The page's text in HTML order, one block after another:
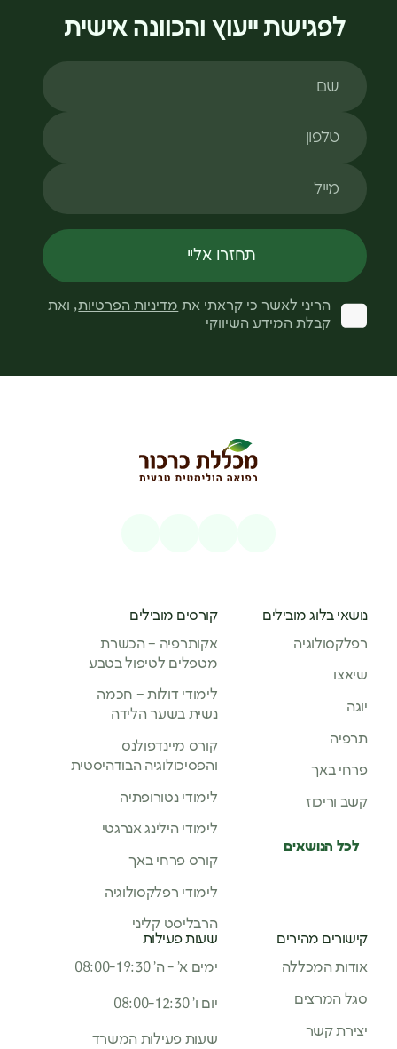
לפגישת ייעוץ והכוונה אישית
שם
טלפון
מייל
תחזרו אליי
הריני לאשר כי קראתי את מדיניות הפרטיות, ואת
קבלת המידע השיווקי
נושאי בלוג מובילים
רפלקסולוגיה
שיאצו
יוגה
תרפיה
פרחי באך
קשב וריכוז
לכל הנושאים
קורסים מובילים
אקותרפיה – הכשרת
מטפלים לטיפול בטבע
לימודי דולות – חכמה
נשית בשער הלידה
קורס מיינדפולנס
והפסיכולוגיה הבודהיסטית
לימודי נטורופתיה
לימודי הילינג אנרגטי
קורס פרחי באך
לימודי רפלקסולוגיה
הרבליסט קליני
קישורים מהירים
אודות המכללה
סגל המרצים
יצירת קשר
שעות פעילות
ימים א’ - ה’ 08:00-19:30
יום ו’ 08:00-12:30
שעות פעילות המשרד